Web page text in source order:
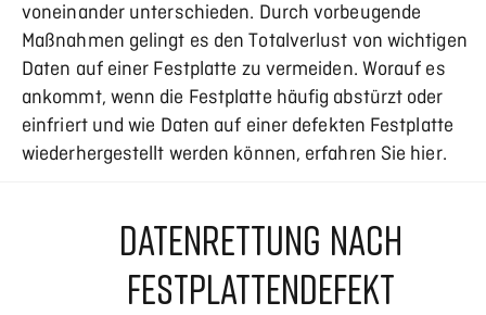
voneinander unterschieden. Durch vorbeugende
Maßnahmen gelingt es den Totalverlust von wichtigen
Daten auf einer Festplatte zu vermeiden. Worauf es
ankommt, wenn die Festplatte häufig abstürzt oder
einfriert und wie Daten auf einer defekten Festplatte
wiederhergestellt werden können, erfahren Sie hier.
DATENRETTUNG NACH
FESTPLATTENDEFEKT